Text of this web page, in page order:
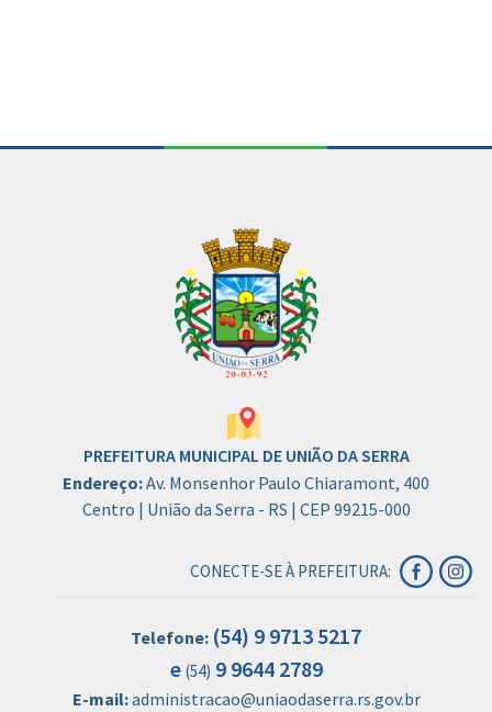
PREFEITURA MUNICIPAL DE UNIÃO DA SERRA
Endereço:Av. Monsenhor Paulo Chiaramont, 400
Centro | União da Serra - RS | CEP 99215-000
CONECTE-SE À PREFEITURA:
Telefone: (54) 9 9713 5217
e (54) 9 9644 2789
E-mail:administracao@uniaodaserra.rs.gov.br